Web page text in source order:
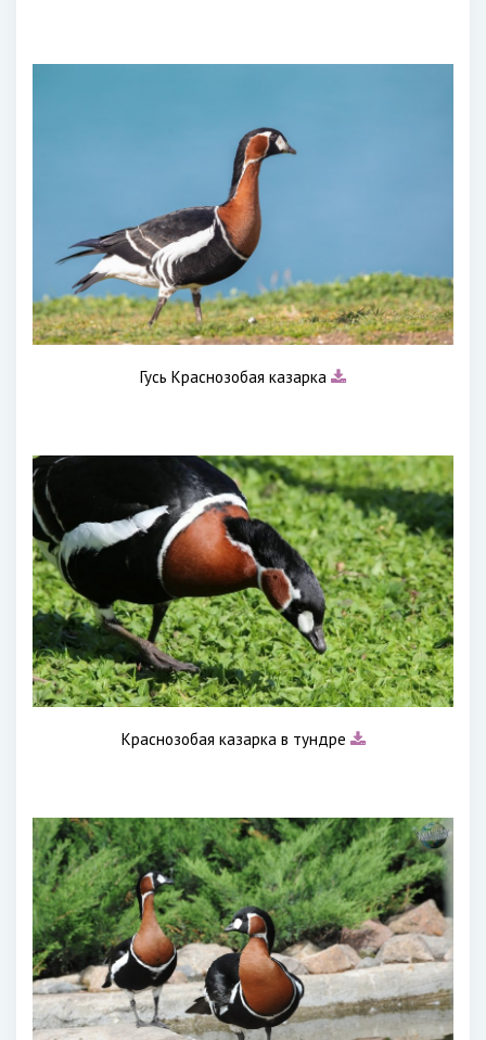
Гусь Краснозобая казарка
Краснозобая казарка в тундре